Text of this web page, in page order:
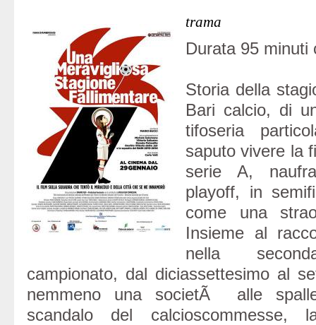
trama
Durata 95 minuti
Storia della
Bari calcio, di
tifoseria
saputo vivere la
serie A,
playoff, in
come una
Insieme al
nella
campionato, dal diciassettesimo al
nemmeno una societÃ alle
scandalo del